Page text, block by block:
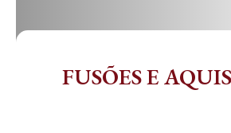
FUSÕES E